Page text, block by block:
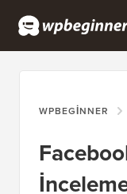
WPBEGINNER